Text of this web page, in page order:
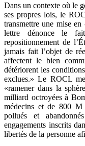
Dans un contexte où le
ses propres lois, le
transmettre une mise
lettre dénonce le
repositionnement de
jamais fait l’objet de
affectent le bien
détériorent les
exclues.» Le ROCL
«ramener dans la
milliard octroyées à
médecins et de 800 M
pollués et
engagements inscrits
libertés de la personne